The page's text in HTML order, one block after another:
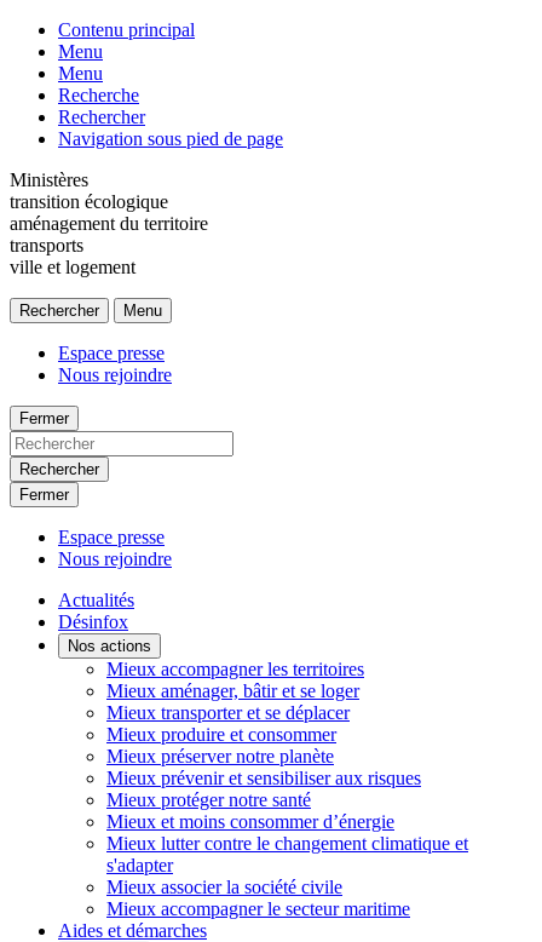
Contenu principal
Menu
Menu
Recherche
Rechercher
Navigation sous pied de page
Ministères
transition écologique
aménagement du territoire
transports
ville et logement
Rechercher Menu
Espace presse
Nous rejoindre
Fermer
Rechercher
Fermer
Espace presse
Nous rejoindre
Actualités
Désinfox
Nos actions
Mieux accompagner les territoires
Mieux aménager, bâtir et se loger
Mieux transporter et se déplacer
Mieux produire et consommer
Mieux préserver notre planète
Mieux prévenir et sensibiliser aux risques
Mieux protéger notre santé
Mieux et moins consommer d’énergie
Mieux lutter contre le changement climatique et
s'adapter
Mieux associer la société civile
Mieux accompagner le secteur maritime
Aides et démarches